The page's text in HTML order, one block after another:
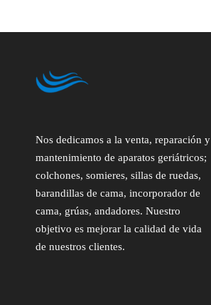
Nos dedicamos a la venta, reparación y
mantenimiento de aparatos geriátricos;
colchones, somieres, sillas de ruedas,
barandillas de cama, incorporador de
cama, grúas, andadores. Nuestro
objetivo es mejorar la calidad de vida
de nuestros clientes.